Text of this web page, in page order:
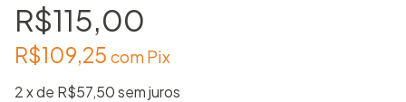
R$115,00
R$109,25 comPix
2x de R$57,50sem juros